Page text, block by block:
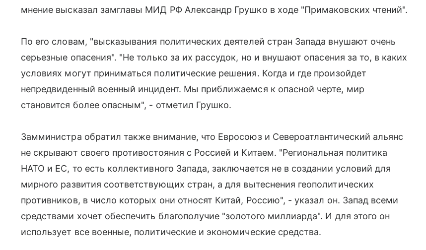
мнение высказал замглавы МИД РФ Александр Грушко в ходе "Примаковских чтений".
По его словам, "высказывания политических деятелей стран Запада внушают очень
серьезные опасения". "Не только за их рассудок, но и внушают опасения за то, в каких
условиях могут приниматься политические решения. Когда и где произойдет
непредвиденный военный инцидент. Мы приближаемся к опасной черте, мир
становится более опасным", - отметил Грушко.
Замминистра обратил также внимание, что Евросоюз и Североатлантический альянс
не скрывают своего противостояния с Россией и Китаем. "Региональная политика
НАТО и ЕС, то есть коллективного Запада, заключается не в создании условий для
мирного развития соответствующих стран, а для вытеснения геополитических
противников, в число которых они относят Китай, Россию", - указал он. Запад всеми
средствами хочет обеспечить благополучие "золотого миллиарда". И для этого он
использует все военные, политические и экономические средства.